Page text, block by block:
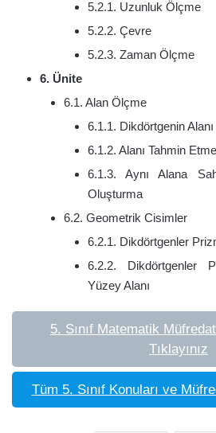
5.2.1. Uzunluk Ölçme
5.2.2. Çevre
5.2.3. Zaman Ölçme
6. Ünite
6.1. Alan Ölçme
6.1.1. Dikdörtgenin Alanı
6.1.2. Alanı Tahmin Etme
6.1.3. Aynı Alana
Oluşturma
6.2. Geometrik Cisimler
6.2.1. Dikdörtgenler
6.2.2. Dikdörtgenler
Yüzey Alanı
5. Sınıf Matematik
Tıklayınız
Tüm 5. Sınıf Konuları ve